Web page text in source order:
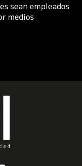
sean empleados
medios